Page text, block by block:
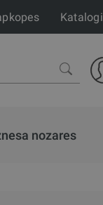
Katalogi
nozares